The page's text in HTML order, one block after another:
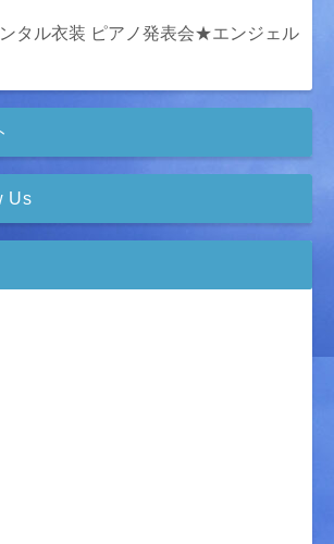
タル衣装 ピアノ発表会★エンジェル
Us